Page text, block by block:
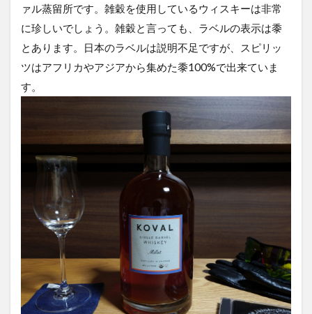
ァル蒸留所です。雑穀を使用しているウィスキーは非常
に珍しいでしょう。雑穀と言っても、ラベルの表示は黍
とあります。日本のラベルは説明不足ですが、スピリッ
ツはアフリカやアジアから集めた黍100%で出来ていま
す。